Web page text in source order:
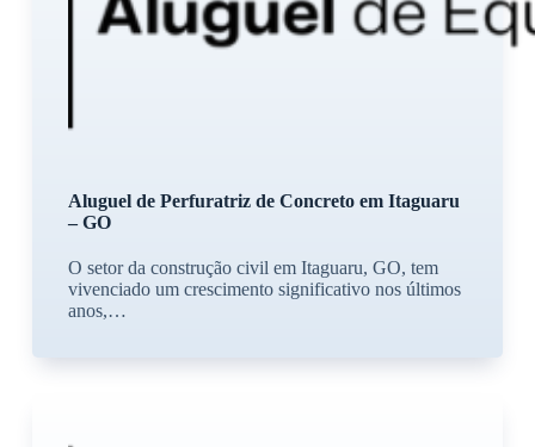
Aluguel de Perfuratriz de Concreto em Itaguaru
– GO
O setor da construção civil em Itaguaru, GO, tem
vivenciado um crescimento significativo nos últimos
anos,…